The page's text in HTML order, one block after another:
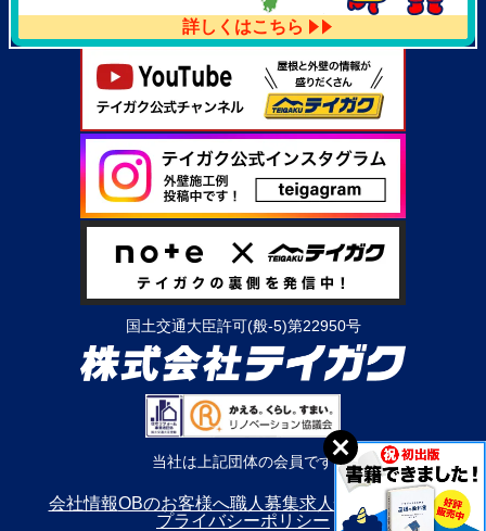
詳しくはこちら
国土交通大臣許可(般-5)第22950号
当社は上記団体の会員です
会社情報OBのお客様へ職人募集求人情報
利用規約
プライバシーポリシー